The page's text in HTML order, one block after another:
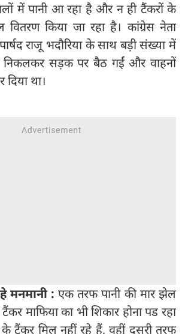
में पानी आ रहा है और न ही टैंकरों के
वितरण किया जा रहा है। कांग्रेस नेता
राजू भदौरिया के साथ बड़ी संख्या में
निकलकर सड़क पर बैठ गईं और वाहनों
था।
मनमानी :एक तरफ पानी की मार झेल
माफिया का भी शिकार होना पड रहा
टैंकर मिल नहीं रहे हैं, वहीं दूसरी तरफ